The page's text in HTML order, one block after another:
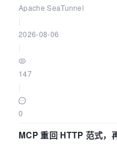
Asia 2026 主题演讲！
Apache SeaTunnel
2026-08-06
147
0
MCP 重回 HTTP 范式，